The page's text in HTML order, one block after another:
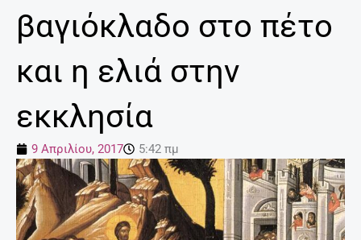
βαγιόκλαδο στο πέτο
και η ελιά στην
εκκλησία
9 Απριλίου, 2017 5:42 πμ